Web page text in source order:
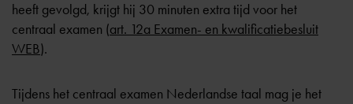
heeft gevolgd, krijgt hij 30 minuten extra tijd voor het
centraal examen (art. 12a Examen- en kwalificatiebesluit
WEB).
Tijdens het centraal examen Nederlandse taal mag je het